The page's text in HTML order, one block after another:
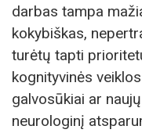
darbas tampa
kokybiškas,
turėtų tapti
kognityvinės
galvosūkiai ar
neurologinį